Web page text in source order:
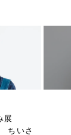
展
ちいさ